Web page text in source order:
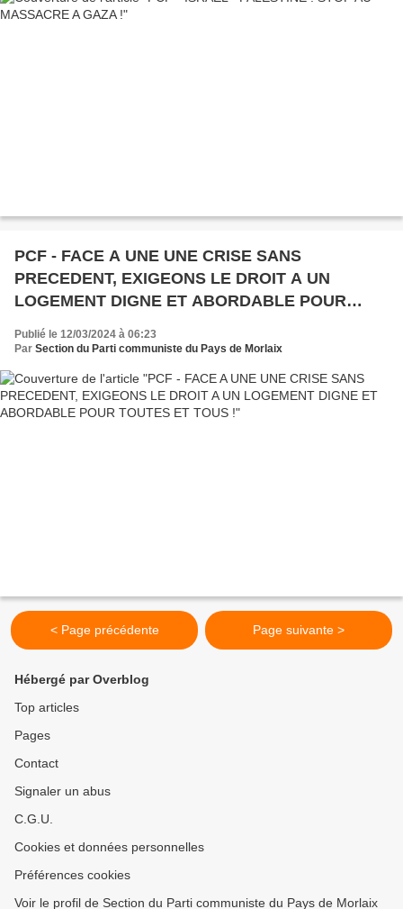
PCF - FACE A UNE UNE CRISE SANS
PRECEDENT, EXIGEONS LE DROIT A UN
LOGEMENT DIGNE ET ABORDABLE POUR
Publié le 12/03/2024 à 06:23
Par Section du Parti communiste du Pays de Morlaix
< Page précédente Page suivante >
Hébergé par Overblog
Top articles
Pages
Contact
Signaler un abus
C.G.U.
Cookies et données personnelles
Préférences cookies
Voir le profil de Section du Parti communiste du Pays de Morlaix